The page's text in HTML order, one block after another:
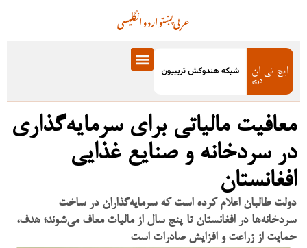
انگلیسیاردوپښتوعربی
معافیت مالیاتی برای سرمایه‌گذاری
در سردخانه و صنایع غذایی
افغانستان
دولت طالبان اعلام کرده است که سرمایه‌گذاران در ساخت
سردخانه‌ها در افغانستان تا پنج سال از مالیات معاف می‌شوند؛ هدف،
حمایت از زراعت و افزایش صادرات است